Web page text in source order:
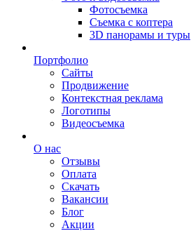
Фотосъемка
Съемка с коптера
3D панорамы и туры
Портфолио
Сайты
Продвижение
Контекстная реклама
Логотипы
Видеосъемка
О нас
Отзывы
Оплата
Скачать
Вакансии
Блог
Акции